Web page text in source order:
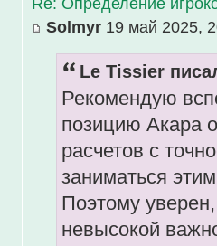
Solmyr 19 май 2025,
Le Tissier
Рекомендую
позицию Акара
расчетов с
заниматься
Поэтому
невысокой